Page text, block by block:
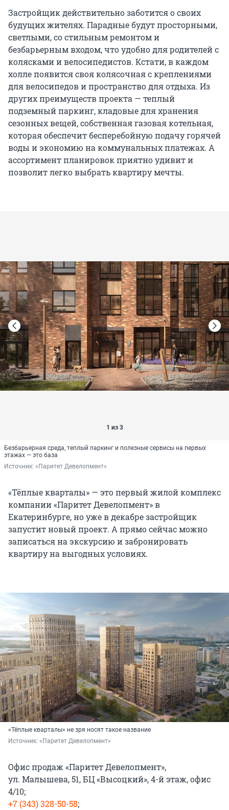
Застройщик действительно заботится о своих
будущих жителях. Парадные будут просторными,
светлыми, со стильным ремонтом и
безбарьерным входом, что удобно для родителей с
колясками и велосипедистов. Кстати, в каждом
холле появится своя колясочная с креплениями
для велосипедов и пространство для отдыха. Из
других преимуществ проекта — теплый
подземный паркинг, кладовые для хранения
сезонных вещей, собственная газовая котельная,
которая обеспечит бесперебойную подачу горячей
воды и экономию на коммунальных платежах. А
ассортимент планировок приятно удивит и
позволит легко выбрать квартиру мечты.
1 из 3
Безбарьерная среда, теплый паркинг и полезные сервисы на первых
этажах — это база
Источник: «Паритет Девелопмент»
«Тёплые кварталы» — это первый жилой комплекс
компании «Паритет Девелопмент» в
Екатеринбурге, но уже в декабре застройщик
запустит новый проект. А прямо сейчас можно
записаться на экскурсию и забронировать
квартиру на выгодных условиях.
«Тёплые кварталы» не зря носят такое название
Источник: «Паритет Девелопмент»
Офис продаж «Паритет Девелопмент»,
ул. Малышева, 51, БЦ «Высоцкий», 4-й этаж, офис
4/10;
+7 (343) 328-50-58;